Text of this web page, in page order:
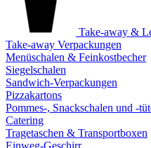
Take-away &
Take-away Verpackungen
Menüschalen & Feinkostbecher
Siegelschalen
Sandwich-Verpackungen
Pizzakartons
Pommes-, Snackschalen und -
Catering
Tragetaschen & Transportboxen